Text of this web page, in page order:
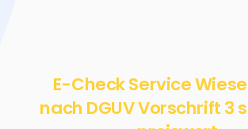
E-Check Service
nach DGUV Vorschrift 3